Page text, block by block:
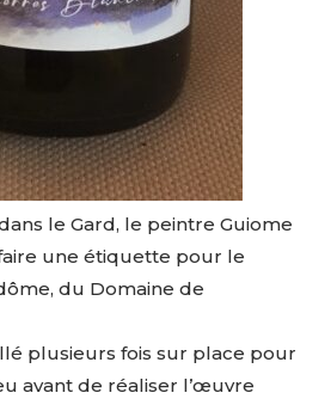
le Gard, le peintre Guiome
une étiquette pour le
du Domaine de
plusieurs fois sur place pour
avant de réaliser l’œuvre